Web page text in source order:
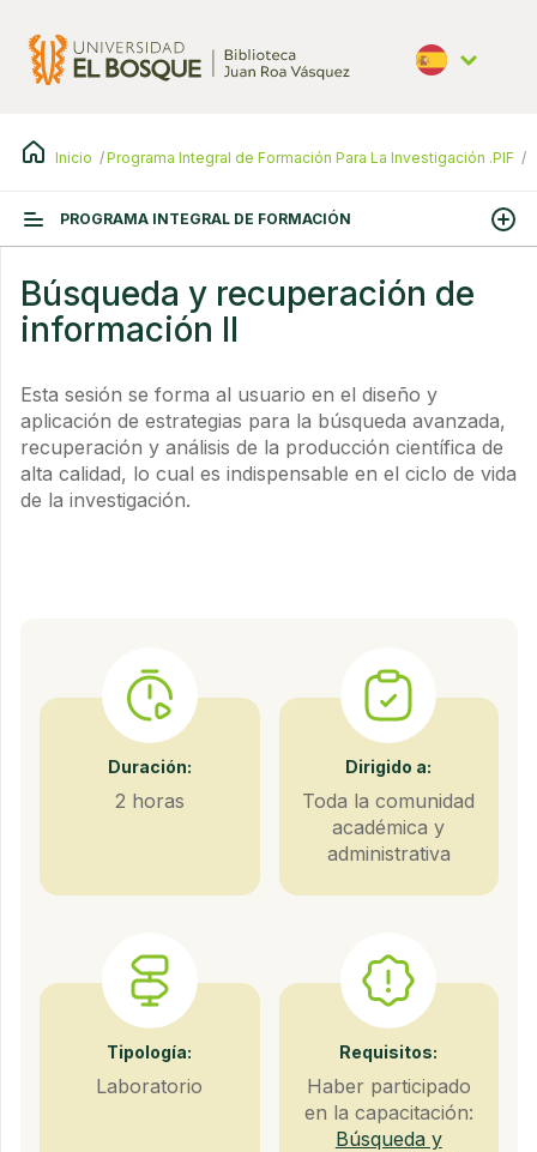
contenido
principal
Español
Inicio Programa Integral de Formación Para La Investigación .PIF
PROGRAMA INTEGRAL DE FORMACIÓN
Búsqueda y recuperación de
información II
Esta sesión se forma al usuario en el diseño y
aplicación de estrategias para la búsqueda avanzada,
recuperación y análisis de la producción científica de
alta calidad, lo cual es indispensable en el ciclo de vida
de la investigación.
Duración:
2 horas
Dirigido a:
Toda la comunidad
académica y
administrativa
Tipología:
Laboratorio
Requisitos:
Haber participado
en la capacitación:
Búsqueda y